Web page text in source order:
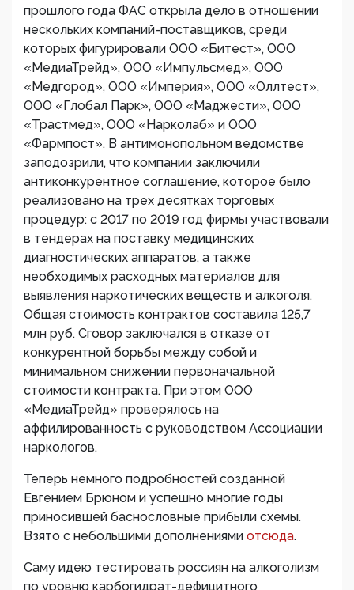
прошлого года ФАС открыла дело в отношении
нескольких компаний-поставщиков, среди
которых фигурировали ООО «Битест», ООО
«МедиаТрейд», ООО «Импульсмед», ООО
«Медгород», ООО «Империя», ООО «Оллтест»,
ООО «Глобал Парк», ООО «Маджести», ООО
«Трастмед», ООО «Нарколаб» и ООО
«Фармпост». В антимонопольном ведомстве
заподозрили, что компании заключили
антиконкурентное соглашение, которое было
реализовано на трех десятках торговых
процедур: с 2017 по 2019 год фирмы участвовали
в тендерах на поставку медицинских
диагностических аппаратов, а также
необходимых расходных материалов для
выявления наркотических веществ и алкоголя.
Общая стоимость контрактов составила 125,7
млн руб. Сговор заключался в отказе от
конкурентной борьбы между собой и
минимальном снижении первоначальной
стоимости контракта. При этом ООО
«МедиаТрейд» проверялось на
аффилированность с руководством Ассоциации
наркологов.
Теперь немного подробностей созданной
Евгением Брюном и успешно многие годы
приносившей баснословные прибыли схемы.
Взято с небольшими дополнениями отсюда.
Саму идею тестировать россиян на алкоголизм
по уровню карбогидрат-дефицитного